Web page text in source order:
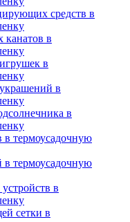
средств в
канатов в
в
в
в
в термоусадочную
в термоусадочную
в
сетки в